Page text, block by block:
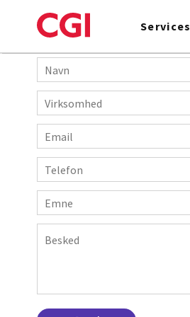
to
content
Services
Navn
Virksomhed
E-
mail
Telefon
Emne